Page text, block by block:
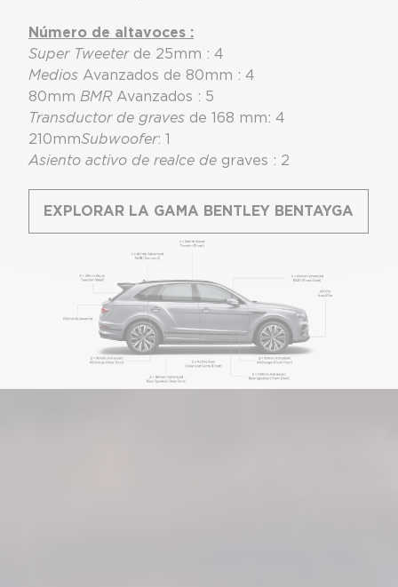
Número de altavoces :
Super Tweeterde 25mm : 4
Medios Avanzados de 80mm : 4
80mm BMRAvanzados : 5
Transductor de graves de 168 mm: 4
210mmSubwoofer: 1
Asiento activo de realce de graves : 2
EXPLORAR LA GAMA BENTLEY BENTAYGA